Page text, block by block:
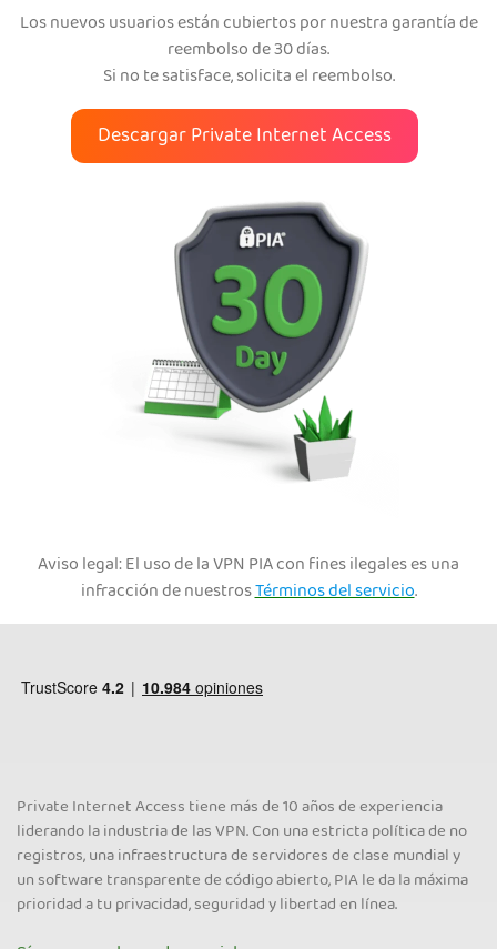
Los nuevos usuarios están cubiertos por nuestra garantía de
reembolso de 30 días.
Si no te satisface, solicita el reembolso.
Descargar Private Internet Access
Aviso legal: El uso de la VPN PIA con fines ilegales es una
infracción de nuestrosTérminos del servicio.
Private Internet Access tiene más de 10 años de experiencia
liderando la industria de las VPN. Con una estricta política de no
registros, una infraestructura de servidores de clase mundial y
un software transparente de código abierto, PIA le da la máxima
prioridad a tu privacidad, seguridad y libertad en línea.